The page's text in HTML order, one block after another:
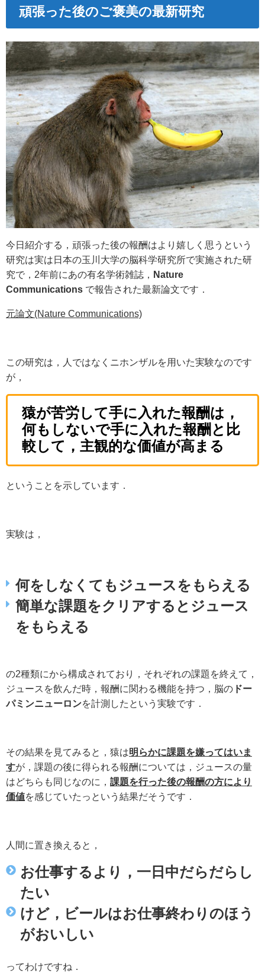
頑張った後のご褒美の最新研究
今日紹介する，頑張った後の報酬はより嬉しく思うという
研究は実は日本の玉川大学の脳科学研究所で実施された研
究で，2年前にあの有名学術雑誌，
Nature
Communications で報告された最新論文です．
元論文(Nature Communications)
この研究は，人ではなくニホンザルを用いた実験なのです
が，
猿が苦労して手に入れた報酬は，
何もしないで手に入れた報酬と比
較して，主観的な価値が高まる
ということを示しています．
実験は，
何をしなくてもジュースをもらえる
簡単な課題をクリアするとジュース
をもらえる
の2種類にから構成されており，それぞれの課題を終えて，
ジュースを飲んだ時，報酬に関わる機能を持つ，脳の ドー
パミンニューロンを計測したという実験です．
その結果を見てみると，猿は明らかに課題を嫌ってはいま
すが，課題の後に得られる報酬については，ジュースの量
はどちらも同じなのに， 課題を行った後の報酬の方により
価値を感じていたっという結果だそうです．
人間に置き換えると，
お仕事するより，一日中だらだらし
たい
けど，ビールはお仕事終わりのほう
がおいしい
ってわけですね．